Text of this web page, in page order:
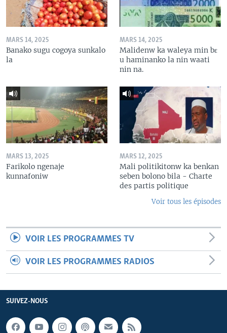
MARS 14, 2025
Banako sugu cogoya sunkalo
la
MARS 14, 2025
Malidenw ka waleya min bɛ
u haminanko la nin waati
nin na.
MARS 13, 2025
Farikolo ngenaje
kunnafoniw
MARS 12, 2025
Mali politikitonw ka benkan
seben bolono bila - Charte
des partis politique
Voir tous les épisodes
VOIR LES PROGRAMMES TV
VOIR LES PROGRAMMES RADIOS
SUIVEZ-NOUS